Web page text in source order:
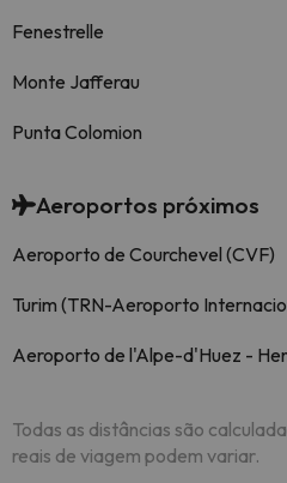
Fenestrelle
Monte Jafferau
Punta Colomion
Aeroportos próximos
Aeroporto de Courchevel (CVF)
Turim (TRN-Aeroporto
Aeroporto de l'Alpe-d'Huez -
Todas as distâncias são
reais de viagem podem variar.